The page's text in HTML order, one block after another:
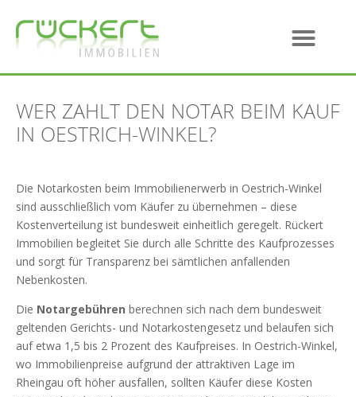
WER ZAHLT DEN NOTAR BEIM KAUF
IN OESTRICH-WINKEL?
Die Notarkosten beim Immobilienerwerb in Oestrich-Winkel
sind ausschließlich vom Käufer zu übernehmen – diese
Kostenverteilung ist bundesweit einheitlich geregelt. Rückert
Immobilien begleitet Sie durch alle Schritte des Kaufprozesses
und sorgt für Transparenz bei sämtlichen anfallenden
Nebenkosten.
Die Notargebühren berechnen sich nach dem bundesweit
geltenden Gerichts- und Notarkostengesetz und belaufen sich
auf etwa 1,5 bis 2 Prozent des Kaufpreises. In Oestrich-Winkel,
wo Immobilienpreise aufgrund der attraktiven Lage im
Rheingau oft höher ausfallen, sollten Käufer diese Kosten